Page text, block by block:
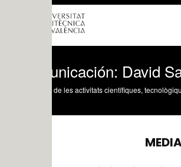
David Sanz
les activitats científiques, tecnològiques i artístiques